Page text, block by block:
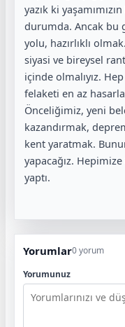
yazık ki
durumda. Ancak bu
yolu, hazırlıklı
siyasi ve bireysel
içinde olmalıyız.
felaketi en az
Önceliğimiz, yeni
kazandırmak,
kent yaratmak.
yapacağız.
yaptı.
Yorumlar0 yorum
Yorumunuz